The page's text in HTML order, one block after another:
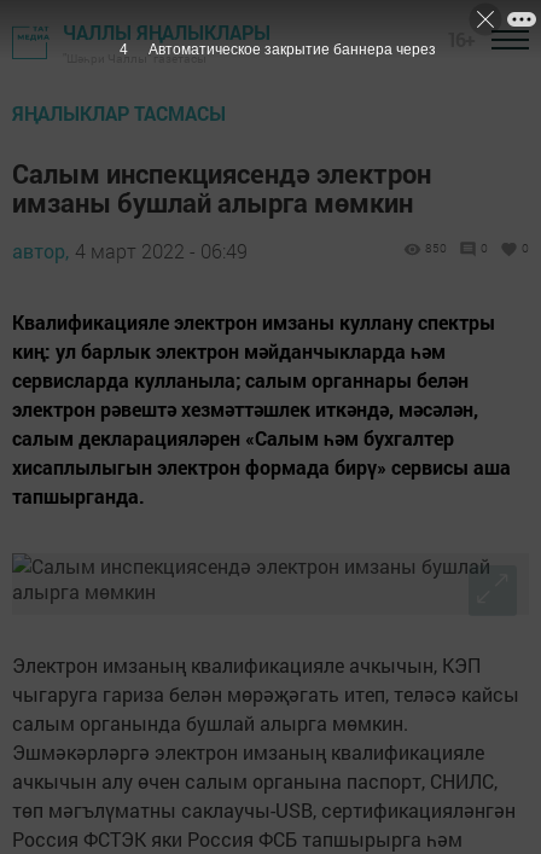
ЧАЛЛЫ ЯҢАЛЫКЛАРЫ
"Шәһри Чаллы" газетасы
ЯҢАЛЫКЛАР ТАСМАСЫ
Салым инспекциясендә электрон
имзаны бушлай алырга мөмкин
автор, 4 март 2022 - 06:49 850 0 0
Квалификацияле электрон имзаны куллану спектры
киң: ул барлык электрон мәйданчыкларда һәм
сервисларда кулланыла; салым органнары белән
электрон рәвештә хезмәттәшлек иткәндә, мәсәлән,
салым декларацияләрен «Салым һәм бухгалтер
хисаплылыгын электрон формада бирү» сервисы аша
тапшырганда.
Электрон имзаның квалификацияле ачкычын, КЭП
чыгаруга гариза белән мөрәҗәгать итеп, теләсә кайсы
салым органында бушлай алырга мөмкин.
Эшмәкәрләргә электрон имзаның квалификацияле
ачкычын алу өчен салым органына паспорт, СНИЛС,
төп мәгълүматны саклаучы-USB, сертификацияләнгән
Россия ФСТЭК яки Россия ФСБ тапшырырга һәм
3 Автоматическое закрытие баннера через